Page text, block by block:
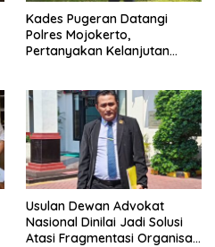
Kades Pugeran Datangi
Polres Mojokerto,
Pertanyakan Kelanjutan
Usulan Dewan Advokat
Nasional Dinilai Jadi Solusi
Atasi Fragmentasi Organisasi